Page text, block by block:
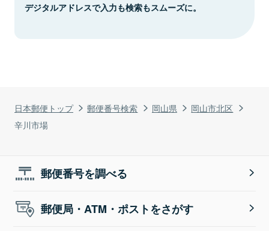
日本郵便トップ 郵便番号検索 岡山県
岡山市北区
辛川市場
デジタルアドレスで入力も検索もスムーズに。
郵便番号を調べる
郵便局・ATM・ポストをさがす